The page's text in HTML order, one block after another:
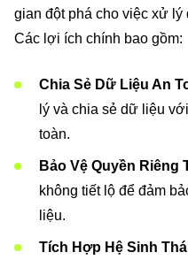
gian đột phá cho việc xử
Các lợi ích chính bao gồm:
Chia Sẻ Dữ Liệu An
lý và chia sẻ dữ liệu
toàn.
Bảo Vệ Quyền Riêng
không tiết lộ để đảm
liệu.
Tích Hợp Hệ Sinh